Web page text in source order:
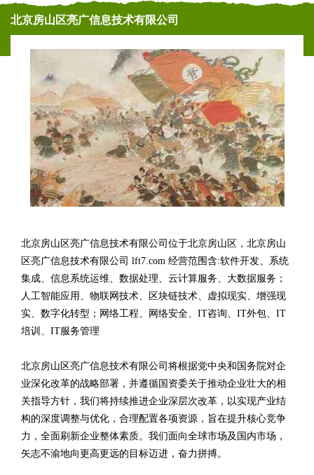
北京房山区亮广信息技术有限公司
北京房山区亮广信息技术有限公司位于北京房山区，北京房山
区亮广信息技术有限公司 lft7.com 经营范围含:软件开发、系统
集成、信息系统运维、数据处理、云计算服务、大数据服务；
人工智能应用、物联网技术、区块链技术、虚拟现实、增强现
实、数字化转型；网络工程、网络安全、IT咨询、IT外包、IT
培训、IT服务管理
北京房山区亮广信息技术有限公司将根据党中央和国务院对企
业深化改革的战略部署，并遵循国资委关于推动企业壮大的相
关指导方针，我们将持续推进企业深层次改革，以实现产业结
构的深度调整与优化，合理配置各项资源，旨在提升核心竞争
力，全面刷新企业整体素质。我们面向全球市场及国内市场，
矢志不渝地向更高更远的目标迈进，奋力拼搏。